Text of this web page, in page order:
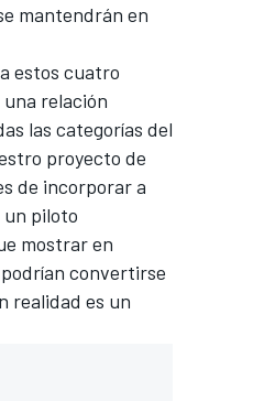
mantendrán en
estos cuatro
relación
las categorías del
proyecto de
de incorporar a
un piloto
mostrar en
convertirse
realidad es un